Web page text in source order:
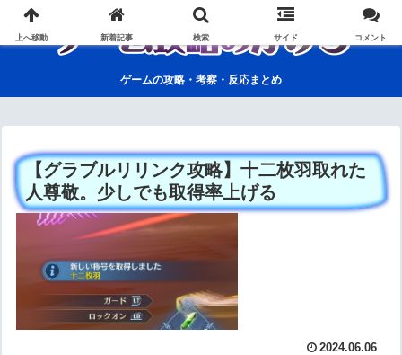
ゲームの攻略・考察・反応まとめ
【グラブルリリンク攻略】十二枚羽取れた
人尊敬。少しでも取得率上げる
2024.06.06
上へ移動 新着記事 検索 サイド コメント